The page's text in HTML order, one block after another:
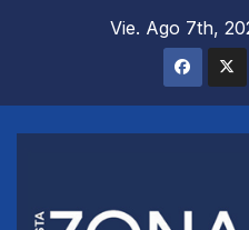
Vie. Ago 7th,